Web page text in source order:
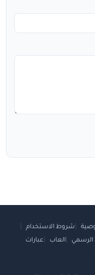
شروط الاستخدام
الرسمي
العاب عبارات